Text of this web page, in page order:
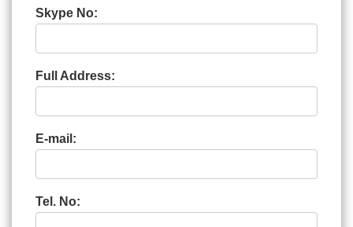
Skype No:
Full Address:
E-mail:
Tel. No: